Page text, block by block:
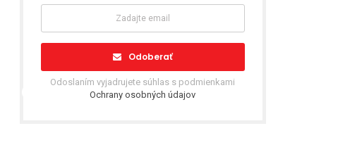
Odoberať
Odoslaním vyjadrujete súhlas s podmienkami
Ochrany osobných údajov